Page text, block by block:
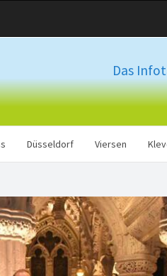
Das
Düsseldorf Viersen